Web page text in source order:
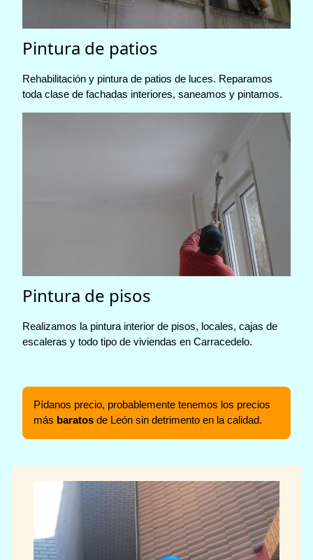
Pintura de patios
Rehabilitación y pintura de patios de luces. Reparamos
toda clase de fachadas interiores, saneamos y pintamos.
Pintura de pisos
Realizamos la pintura interior de pisos, locales, cajas de
escaleras y todo tipo de viviendas en Carracedelo.
Pídanos precio, probablemente tenemos los precios
más baratos de León sin detrimento en la calidad.